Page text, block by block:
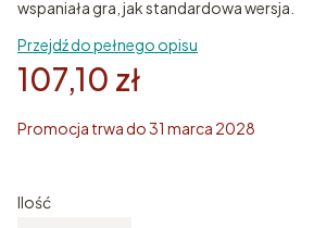
wspaniała gra, jak standardowa wersja.
Przejdź do pełnego opisu
107,10 zł
Promocja trwa do 31 marca 2028
Ilość